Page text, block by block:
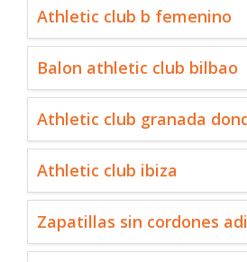
Athletic club b femenino
Balon athletic club bilbao
Athletic club granada
Athletic club ibiza
Zapatillas sin cordones